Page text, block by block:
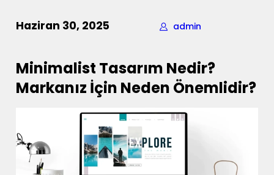
Haziran 30, 2025 admin
Minimalist Tasarım Nedir?
Markanız İçin Neden Önemlidir?